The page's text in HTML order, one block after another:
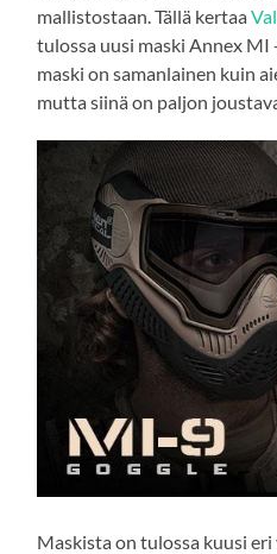
mallistostaan. Tällä kertaa
tulossa uusi maski Annex
maski on samanlainen kuin
mutta siinä on paljon
Maskista on tulossa kuusi eri